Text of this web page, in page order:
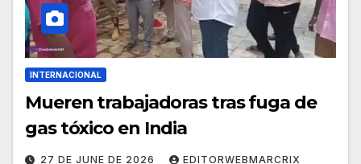
INTERNACIONAL
Mueren trabajadoras tras fuga de
gas tóxico en India
27 DE JUNE DE 2026 EDITORWEBMARCRIX